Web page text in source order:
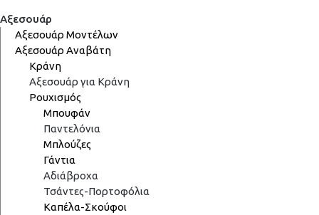
Αξεσουάρ
Αξεσουάρ Μοντέλων
Αξεσουάρ Αναβάτη
Κράνη
Αξεσουάρ για Κράνη
Ρουχισμός
Μπουφάν
Παντελόνια
Μπλούζες
Γάντια
Αδιάβροχα
Τσάντες-Πορτοφόλια
Καπέλα-Σκούφοι